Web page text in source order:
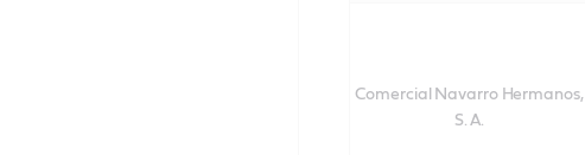
Comercial Navarro Hermanos,
S. A.